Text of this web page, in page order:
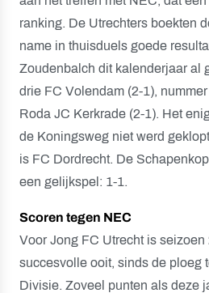
ranking. De Utrechters boekten
name in thuisduels goede
Zoudenbalch dit kalenderjaar al
drie FC Volendam (2-1),
Roda JC Kerkrade (2-1). Het
de Koningsweg niet werd
is FC Dordrecht. De
een gelijkspel: 1-1.
Scoren tegen NEC
Voor Jong FC Utrecht is
succesvolle ooit, sinds de ploeg
Divisie. Zoveel punten als deze